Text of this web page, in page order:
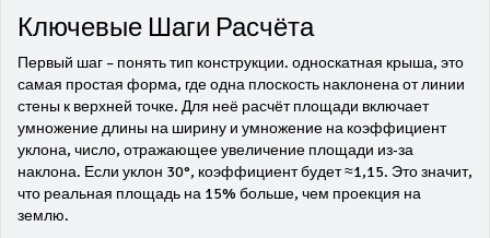
Ключевые Шаги Расчёта
Первый шаг – понять тип конструкции. односкатная крыша, это
самая простая форма, где одна плоскость наклонена от линии
стены к верхней точке. Для неё расчёт площади включает
умножение длины на ширину и умножение на коэффициент
уклона, число, отражающее увеличение площади из‑за
наклона. Если уклон 30°, коэффициент будет ≈1,15. Это значит,
что реальная площадь на 15% больше, чем проекция на
землю.